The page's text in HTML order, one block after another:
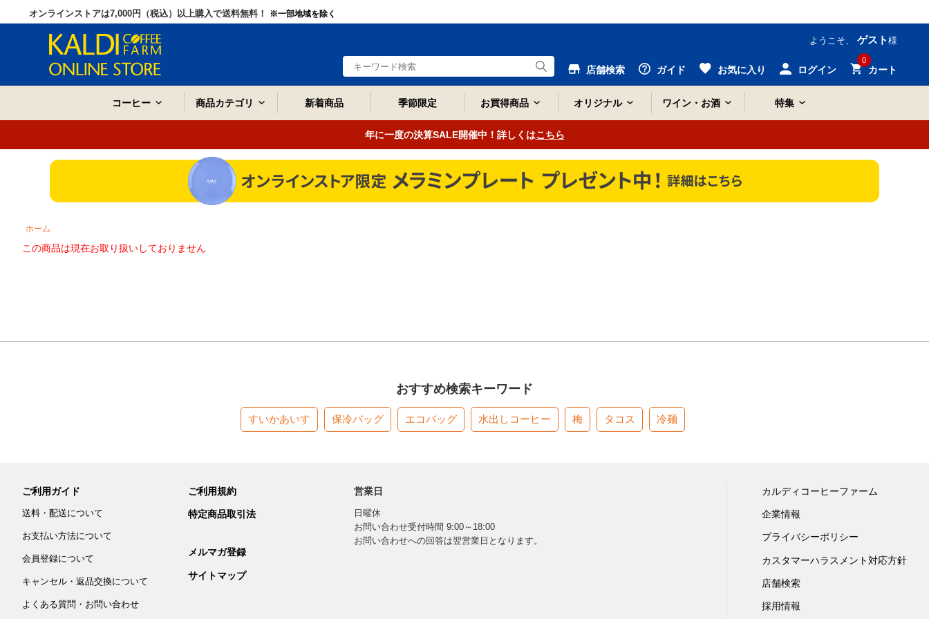
オンラインストアは7,000円（税込）以上購入で送料無料！ ※一部地域を除く
ようこそ、 ゲスト 様
店舗検索 ガイド お気に入り ログイン
0
カート
コーヒー 商品カテゴリ 新着商品 季節限定 お買得商品 オリジナル ワイン・お酒 特集
年に一度の決算SALE開催中！詳しくはこちら
ホーム
この商品は現在お取り扱いしておりません
おすすめ検索キーワード
すいかあいす 保冷バッグ エコバッグ 水出しコーヒー 梅 タコス 冷麺
ご利用ガイド
送料・配送について
お支払い方法について
会員登録について
キャンセル・返品交換について
よくある質問・お問い合わせ
ご利用規約
特定商品取引法
メルマガ登録
サイトマップ
営業日
日曜休
お問い合わせ受付時間 9:00～18:00
お問い合わせへの回答は翌営業日となります。
カルディコーヒーファーム
企業情報
プライバシーポリシー
カスタマーハラスメント対応方針
店舗検索
採用情報